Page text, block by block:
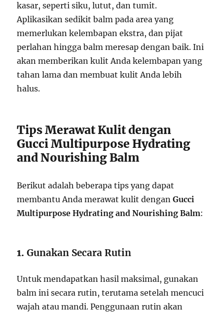
kasar, seperti siku, lutut, dan tumit.
Aplikasikan sedikit balm pada area yang
memerlukan kelembapan ekstra, dan pijat
perlahan hingga balm meresap dengan baik. Ini
akan memberikan kulit Anda kelembapan yang
tahan lama dan membuat kulit Anda lebih
halus.
Tips Merawat Kulit dengan
Gucci Multipurpose Hydrating
and Nourishing Balm
Berikut adalah beberapa tips yang dapat
membantu Anda merawat kulit denganGucci
Multipurpose Hydrating and Nourishing Balm:
1.Gunakan Secara Rutin
Untuk mendapatkan hasil maksimal, gunakan
balm ini secara rutin, terutama setelah mencuci
wajah atau mandi. Penggunaan rutin akan